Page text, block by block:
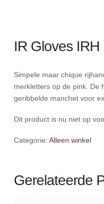
IR Gloves
Simpele maar chique
merkletters op de pink. De
geribbelde manchet voor
Dit product is nu niet op
Categorie: Alleen winkel
Gerelateerde